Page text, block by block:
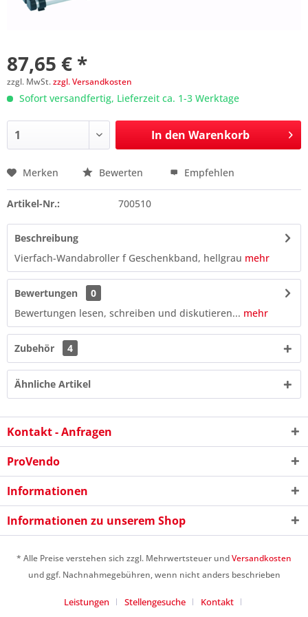
87,65 € *
zzgl. MwSt.zzgl. Versandkosten
Sofort versandfertig, Lieferzeit ca. 1-3 Werktage
In den Warenkorb
Preis anfragen
10 * 2 = ?
Merken Bewerten Empfehlen
Artikel-Nr.: 700510
Beschreibung
Vierfach-Wandabroller f Geschenkband, hellgrau mehr
Bewertungen
0
Bewertungen lesen, schreiben und diskutieren... mehr
Zubehör 4
Ähnliche Artikel
Kontakt - Anfragen
ProVendo
Informationen
Informationen zu unserem Shop
* Alle Preise verstehen sich zzgl. Mehrwertsteuer undVersandkosten
und ggf. Nachnahmegebühren, wenn nicht anders beschrieben
Leistungen Stellengesuche Kontakt